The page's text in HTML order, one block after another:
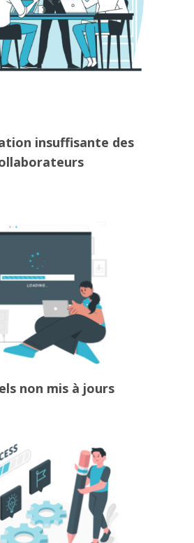
insuffisante des
non mis à jours